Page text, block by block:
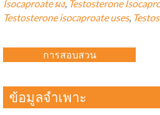
Isocaproate ผง, Testosterone
Testosterone isocaproate uses,
การสอบสวน
ข้อมูลจำเพาะ